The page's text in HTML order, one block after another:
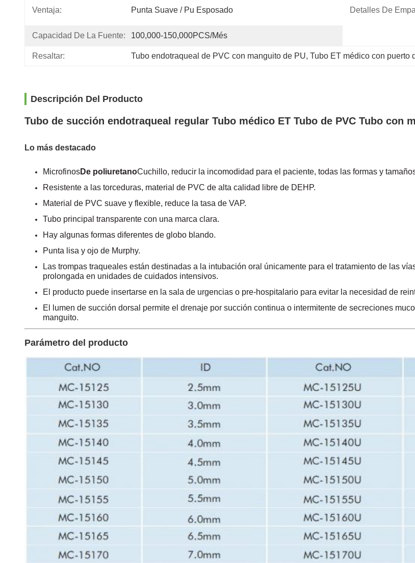
Ventaja: Punta Suave / Pu Esposado Detalles De
Capacidad De La Fuente: 100,000-150,000PCS/Més
Resaltar: Tubo endotraqueal de PVC con manguito de PU, Tubo ET médico con puerto
Descripción Del Producto
Tubo de succión endotraqueal regular Tubo médico ET Tubo de PVC Tubo con
Lo más destacado
MicrofinosDe poliuretanoCuchillo, reducir la incomodidad para el paciente, todas las formas y
Resistente a las torceduras, material de PVC de alta calidad libre de DEHP.
Material de PVC suave y flexible, reduce la tasa de VAP.
Tubo principal transparente con una marca clara.
Hay algunas formas diferentes de globo blando.
Punta lisa y ojo de Murphy.
Las trompas traqueales están destinadas a la intubación oral únicamente para el tratamiento de las
prolongada en unidades de cuidados intensivos.
El producto puede insertarse en la sala de urgencias o pre-hospitalario para evitar la necesidad de
El lumen de succión dorsal permite el drenaje por succión continua o intermitente de secreciones
manguito.
Parámetro del producto